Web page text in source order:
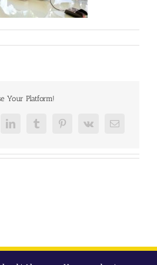
Your Platform!
LinkedInTumblr PinterestVk
E-